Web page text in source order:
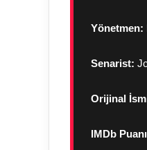
Yönetmen:
Senarist:
Orijinal
IMDb